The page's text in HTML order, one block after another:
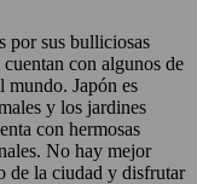
por sus bulliciosas
con algunos de
mundo. Japón es
y los jardines
con hermosas
No hay mejor
de la ciudad y disfrutar